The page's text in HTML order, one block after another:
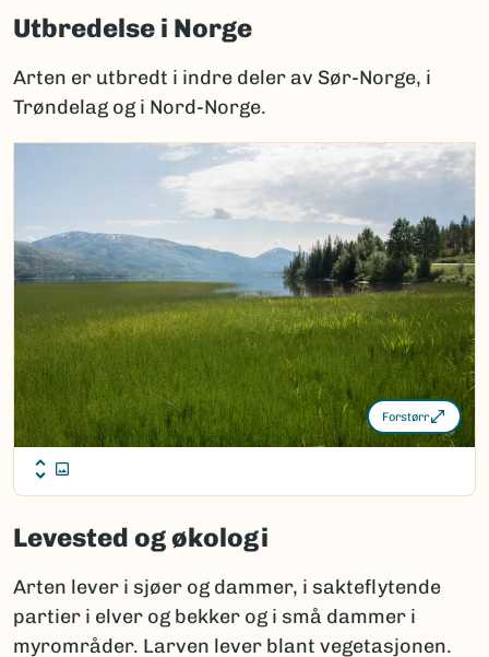
Utbredelse i Norge
Arten er utbredt i indre deler av Sør-Norge, i
Trøndelag og i Nord-Norge.
Forstørr
Levested og økologi
Arten lever i sjøer og dammer, i sakteflytende
partier i elver og bekker og i små dammer i
myrområder. Larven lever blant vegetasjonen.